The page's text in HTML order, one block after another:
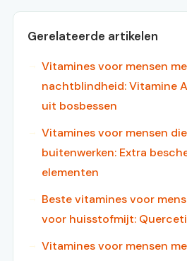
Gerelateerde artikelen
Vitamines voor mensen
nachtblindheid: Vitamine
uit bosbessen
Vitamines voor mensen
buitenwerken: Extra
elementen
Beste vitamines voor
voor huisstofmijt:
Vitamines voor mensen